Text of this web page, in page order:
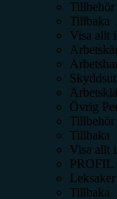
Tillbehör
Tillbaka
Visa allt
Övrig
Tillbehör
Tillbaka
Visa allt
Leksaker
Tillbaka